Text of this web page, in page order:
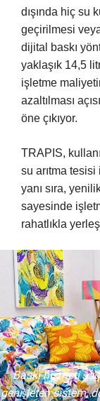
dışında hiç su
geçirilmesi
dijital baskı
yaklaşık 14,5
işletme
azaltılması
öne çıkıyor.
TRAPIS,
su arıtma tesisi
yanı sıra,
sayesinde
rahatlıkla
Baskı hizmeti
genişleten sistem,